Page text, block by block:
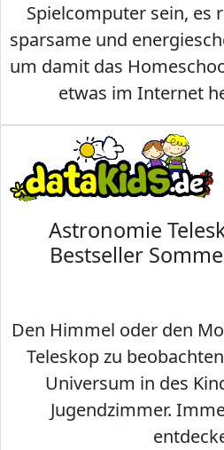
Spielcomputer sein, es
sparsame und
um damit das
etwas im Internet
Astronomie
Bestseller
Den Himmel oder den
Teleskop zu
Universum in des
Jugendzimmer.